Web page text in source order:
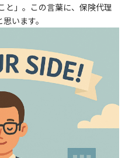
と」。この言葉に、保険代理
います。